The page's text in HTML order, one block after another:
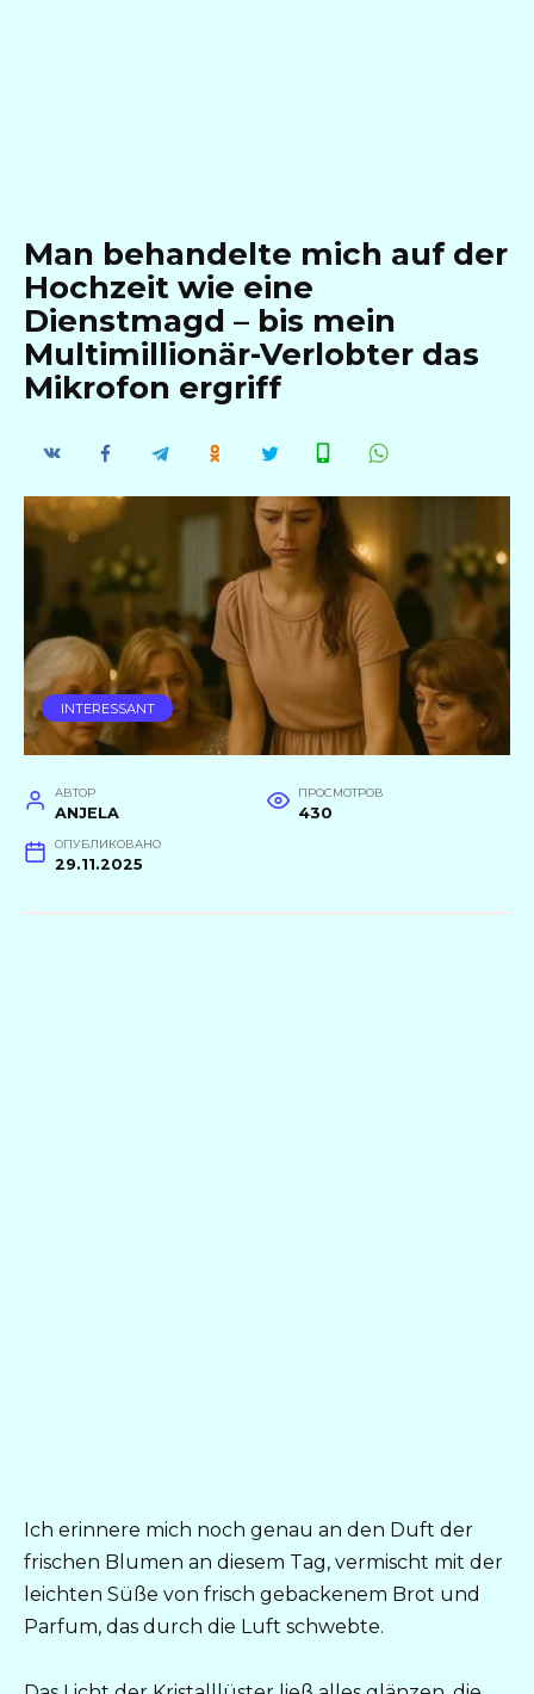
Man behandelte mich auf der
Hochzeit wie eine
Dienstmagd – bis mein
Multimillionär-Verlobter das
Mikrofon ergriff
INTERESSANT
АВТОР
ANJELA
ПРОСМОТРОВ
430
ОПУБЛИКОВАНО
29.11.2025
Ich erinnere mich noch genau an den Duft der
frischen Blumen an diesem Tag, vermischt mit der
leichten Süße von frisch gebackenem Brot und
Parfum, das durch die Luft schwebte.